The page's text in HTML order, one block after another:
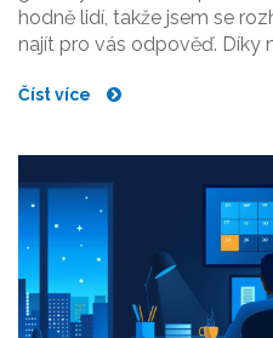
hodně lidí, takže jsem se
najít pro vás odpověď. Díky
nejlepší odpovědi. Takže,
Číst více